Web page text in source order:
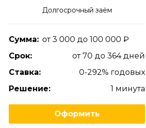
Долгосрочный заём
Сумма: от 3 000 до 100 000
Срок:
от 70 до 364 дней
Ставка:
0-292% годовых
Решение:
1 минута
Оформить